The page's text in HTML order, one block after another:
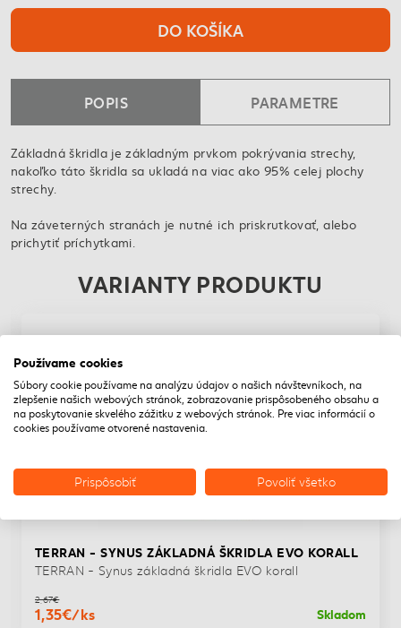
DO KOŠÍKA
POPIS PARAMETRE
Základná škridla je základným prvkom pokrývania strechy,
nakoľko táto škridla sa ukladá na viac ako 95% celej plochy
strechy.
Na záveterných stranách je nutné ich priskrutkovať, alebo
prichytiť príchytkami.
VARIANTY PRODUKTU
TERRAN - SYNUS ZÁKLADNÁ ŠKRIDLA EVO KORALL
TERRAN - Synus základná škridla EVO korall
2,67€
1,35€/ks Skladom
Používame cookies
Súbory cookie používame na analýzu údajov o našich návštevníkoch, na
zlepšenie našich webových stránok, zobrazovanie prispôsobeného obsahu a
na poskytovanie skvelého zážitku z webových stránok. Pre viac informácií o
cookies používame otvorené nastavenia.
Prispôsobiť Povoliť všetko